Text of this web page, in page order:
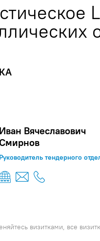
Иван Вячеславович
Смирнов
Руководитель тендерного
визитками, все